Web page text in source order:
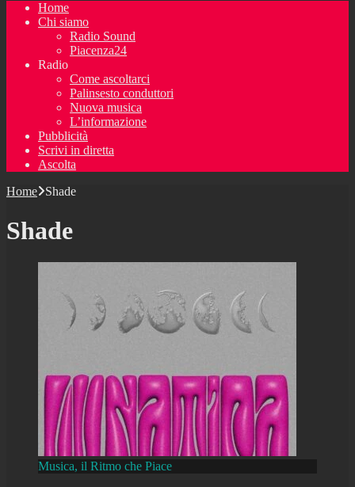
Home
Chi siamo
Radio Sound
Piacenza24
Radio
Come ascoltarci
Palinsesto conduttori
Nuova musica
L’informazione
Pubblicità
Scrivi in diretta
Ascolta
Home
Shade
Shade
Musica, il Ritmo che Piace